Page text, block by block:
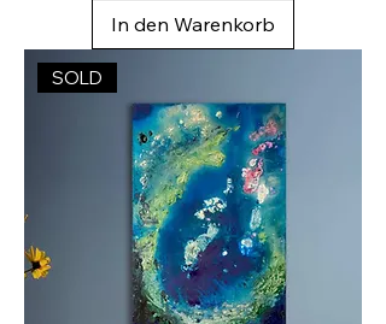
In den Warenkorb
SOLD